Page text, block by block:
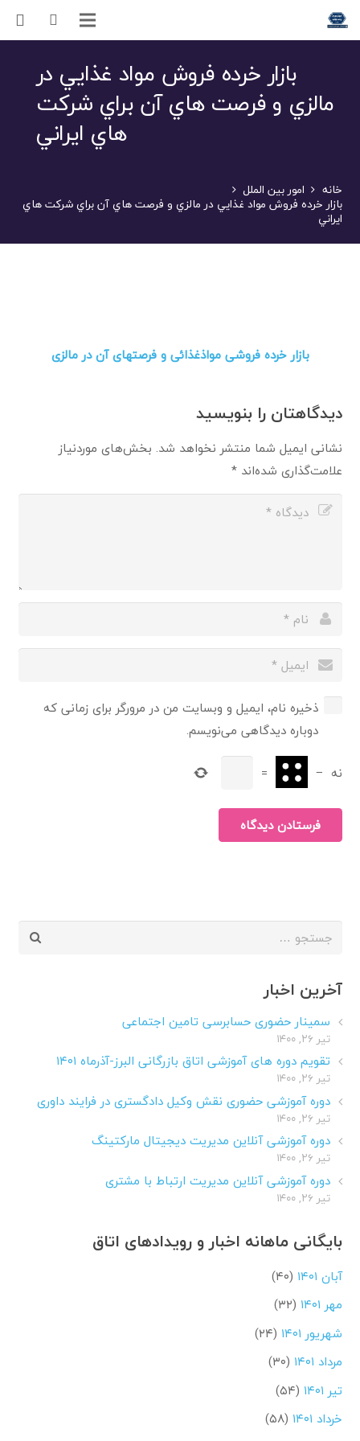
بازار خرده فروش مواد غذايي در
مالزي و فرصت هاي آن براي شركت
هاي ايراني
خانه امور بین الملل
بازار خرده فروش مواد غذايي در مالزي و فرصت هاي آن براي شركت هاي
ايراني
بازار خرده فروشی مواذغذائی و فرصتهای آن در مالزی
دیدگاهتان را بنویسید
نشانی ایمیل شما منتشر نخواهد شد. بخش‌های موردنیاز
علامت‌گذاری شده‌اند*
ذخیره نام، ایمیل و وبسایت من در مرورگر برای زمانی که
دوباره دیدگاهی می‌نویسم.
نه −
=
فرستادن دیدگاه
جستجو
آخرین اخبار
سمینار حضوری حسابرسی تامین اجتماعی
تیر ۲۶, ۱۴۰۰
تقویم دوره های آموزشی اتاق بازرگانی البرز-آذرماه ۱۴۰۱
تیر ۲۶, ۱۴۰۰
دوره آموزشی حضوری نقش وکیل دادگستری در فرایند داوری
تیر ۲۶, ۱۴۰۰
دوره آموزشی آنلاین مدیریت دیجیتال مارکتینگ
تیر ۲۶, ۱۴۰۰
دوره آموزشی آنلاین مدیریت ارتباط با مشتری
تیر ۲۶, ۱۴۰۰
بایگانی ماهانه اخبار و رویدادهای اتاق
آبان ۱۴۰۱
(۴۰)
مهر ۱۴۰۱
(۳۲)
شهریور ۱۴۰۱
(۲۴)
مرداد ۱۴۰۱
(۳۰)
تیر ۱۴۰۱
(۵۴)
خرداد ۱۴۰۱
(۵۸)